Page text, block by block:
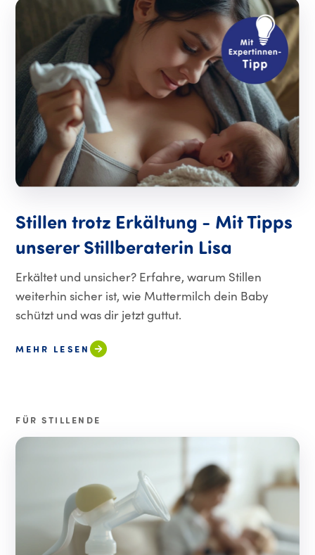
Stillen trotz Erkältung - Mit Tipps
unserer Stillberaterin Lisa
Erkältet und unsicher? Erfahre, warum Stillen
weiterhin sicher ist, wie Muttermilch dein Baby
schützt und was dir jetzt guttut.
MEHR LESEN
FÜR STILLENDE